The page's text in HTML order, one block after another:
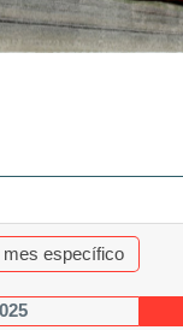
mes específico